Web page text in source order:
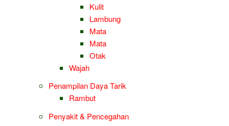
Kulit
Lambung
Mata
Mata
Otak
Wajah
Penampilan Daya Tarik
Rambut
Penyakit & Pencegahan